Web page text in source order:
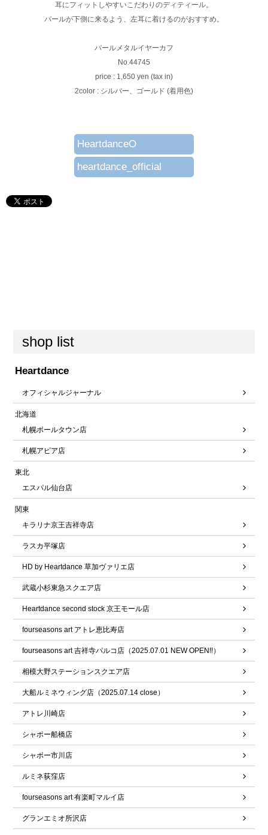
耳にフィットしやすいこだわりのディティール。
パールが下側に来るよう、左耳に着けるのがおすすめ。
パールメタルイヤーカフ
No.44745
price : 1,650 yen (tax in)
2color : シルバー、ゴールド (着用色)
HeartdanceO
heartdance_official
shop list
Heartdance
オフィシャルジャーナル
北海道
札幌ポールタウン店
札幌アピア店
東北
エスパル仙台店
関東
キラリナ京王吉祥寺店
ラスカ平塚店
HD by Heartdance 草加ヴァリエ店
武蔵小杉東急スクエア店
Heartdance second stock 京王モール店
fourseasons art アトレ恵比寿店
fourseasons art 吉祥寺パルコ店（2025.07.01 NEW OPEN!!）
相模大野ステーションスクエア店
大船ルミネウィング店（2025.07.14 close）
アトレ川崎店
シャポー船橋店
シャポー市川店
ルミネ荻窪店
fourseasons art 有楽町マルイ店
グランエミオ所沢店